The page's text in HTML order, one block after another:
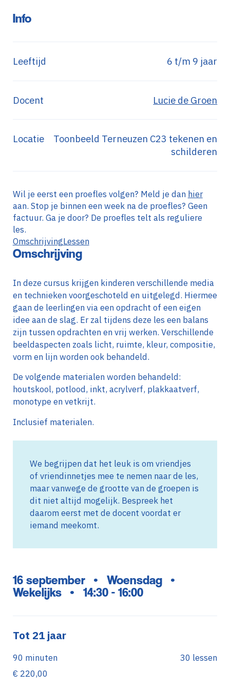
OmschrijvingLessen
Omschrijving
In deze cursus krijgen kinderen verschillende media
en technieken voorgeschoteld en uitgelegd. Hiermee
gaan de leerlingen via een opdracht of een eigen
idee aan de slag. Er zal tijdens deze les een balans
zijn tussen opdrachten en vrij werken. Verschillende
beeldaspecten zoals licht, ruimte, kleur, compositie,
vorm en lijn worden ook behandeld.
De volgende materialen worden behandeld:
houtskool, potlood, inkt, acrylverf, plakkaatverf,
monotype en vetkrijt.
Inclusief materialen.
We begrijpen dat het leuk is om vriendjes
of vriendinnetjes mee te nemen naar de les,
maar vanwege de grootte van de groepen is
dit niet altijd mogelijk. Bespreek het
daarom eerst met de docent voordat er
iemand meekomt.
Info
Leeftijd 6 t/m 9 jaar
Docent Lucie de Groen
Locatie
Toonbeeld Terneuzen C23 tekenen en
schilderen
Wil je eerst een proefles volgen? Meld je dan hier
aan. Stop je binnen een week na de proefles? Geen
factuur. Ga je door? De proefles telt als reguliere
les.
16 september • Woensdag •
Wekelijks • 14:30 - 16:00
Tot 21 jaar
90 minuten
30 lessen
€ 220,00